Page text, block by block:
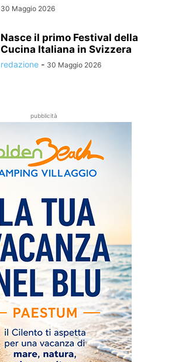
30 Maggio 2026
Nasce il primo Festival della
Cucina Italiana in Svizzera
redazione - 30 Maggio 2026
pubblicità